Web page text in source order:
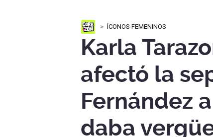
ÍCONOS FEMENINOS
Karla
afectó la
Fernández
daba